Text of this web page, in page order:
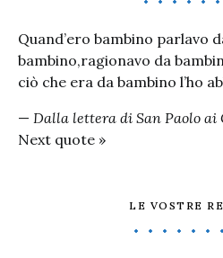
Quand’ero bambino parlavo
bambino,ragionavo da
ciò che era da bambino l’ho
— Dalla lettera di San Paolo ai
Next quote »
LE VOSTRE